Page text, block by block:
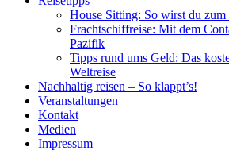
House Sitting: So wirst du zum
Frachtschiffreise: Mit dem
Pazifik
Tipps rund ums Geld: Das
Weltreise
Nachhaltig reisen – So klappt’s!
Veranstaltungen
Kontakt
Medien
Impressum